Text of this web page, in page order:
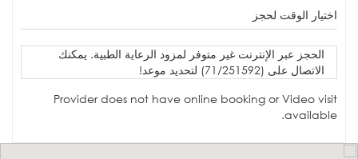
اختيار الوقت لحجز
الحجز عبر الإنترنت غير متوفر لمزود الرعاية الطبية. يمكنك
الاتصال على (71/251592) لتحديد موعد!
Provider does not have online booking or Video visit
available.